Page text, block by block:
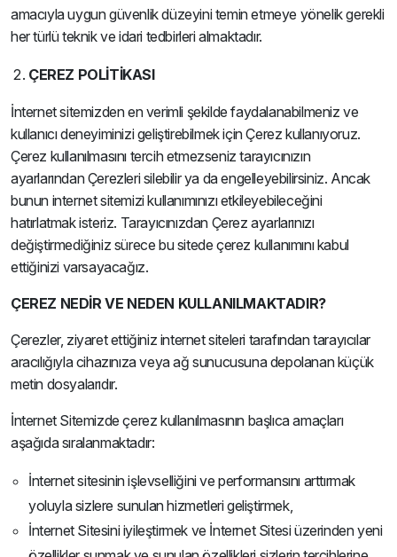
amacıyla uygun güvenlik düzeyini temin etmeye yönelik gerekli
her türlü teknik ve idari tedbirleri almaktadır.
ÇEREZ POLİTİKASI
İnternet sitemizden en verimli şekilde faydalanabilmeniz ve
kullanıcı deneyiminizi geliştirebilmek için Çerez kullanıyoruz.
Çerez kullanılmasını tercih etmezseniz tarayıcınızın
ayarlarından Çerezleri silebilir ya da engelleyebilirsiniz. Ancak
bunun internet sitemizi kullanımınızı etkileyebileceğini
hatırlatmak isteriz. Tarayıcınızdan Çerez ayarlarınızı
değiştirmediğiniz sürece bu sitede çerez kullanımını kabul
ettiğinizi varsayacağız.
ÇEREZ NEDİR VE NEDEN KULLANILMAKTADIR?
Çerezler, ziyaret ettiğiniz internet siteleri tarafından tarayıcılar
aracılığıyla cihazınıza veya ağ sunucusuna depolanan küçük
metin dosyalarıdır.
İnternet Sitemizde çerez kullanılmasının başlıca amaçları
aşağıda sıralanmaktadır:
İnternet sitesinin işlevselliğini ve performansını arttırmak
yoluyla sizlere sunulan hizmetleri geliştirmek,
İnternet Sitesini iyileştirmek ve İnternet Sitesi üzerinden yeni